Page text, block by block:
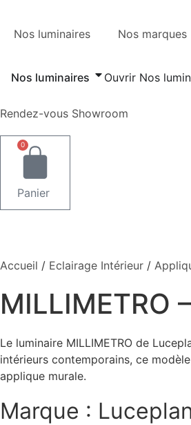
contenu
Nos luminaires Nos marques
Nos luminaires Ouvrir Nos
Rendez-vous Showroom
0
Panier
Accueil / Eclairage Intérieur /
MILLIMETRO
Le luminaire MILLIMETRO de
intérieurs contemporains, ce
applique murale.
Marque :